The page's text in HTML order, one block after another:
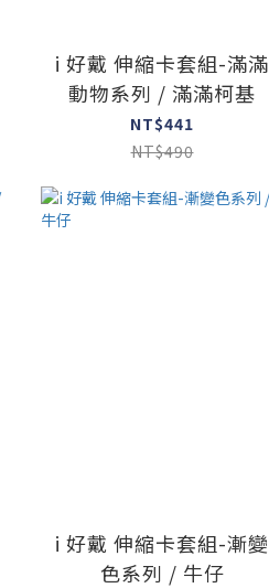
i 好戴 伸縮卡套組-滿滿
動物系列 / 滿滿柯基
NT$441
NT$490
i 好戴 伸縮卡套組-漸變
色系列 / 牛仔